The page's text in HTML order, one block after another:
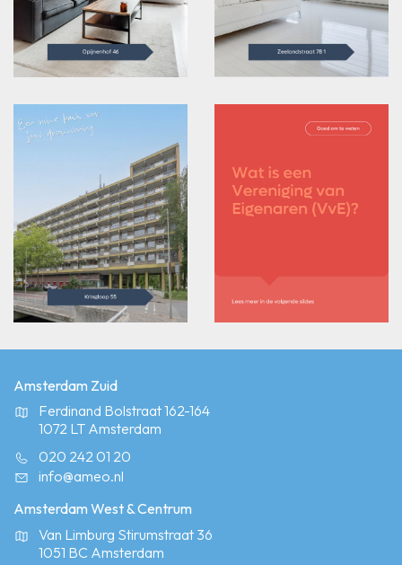
Amsterdam Zuid
Ferdinand Bolstraat 162-164
1072 LT Amsterdam
020 242 01 20
info@ameo.nl
Amsterdam West & Centrum
Van Limburg Stirumstraat 36
1051 BC Amsterdam